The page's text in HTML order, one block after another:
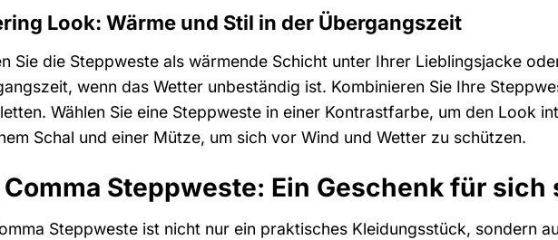
Look: Wärme und Stil in der Übergangszeit
Sie die Steppweste als wärmende Schicht unter Ihrer Lieblingsjacke
wenn das Wetter unbeständig ist. Kombinieren Sie Ihre
Wählen Sie eine Steppweste in einer Kontrastfarbe, um den Look
Schal und einer Mütze, um sich vor Wind und Wetter zu schützen.
Comma Steppweste: Ein Geschenk für
Steppweste ist nicht nur ein praktisches Kleidungsstück, sondern